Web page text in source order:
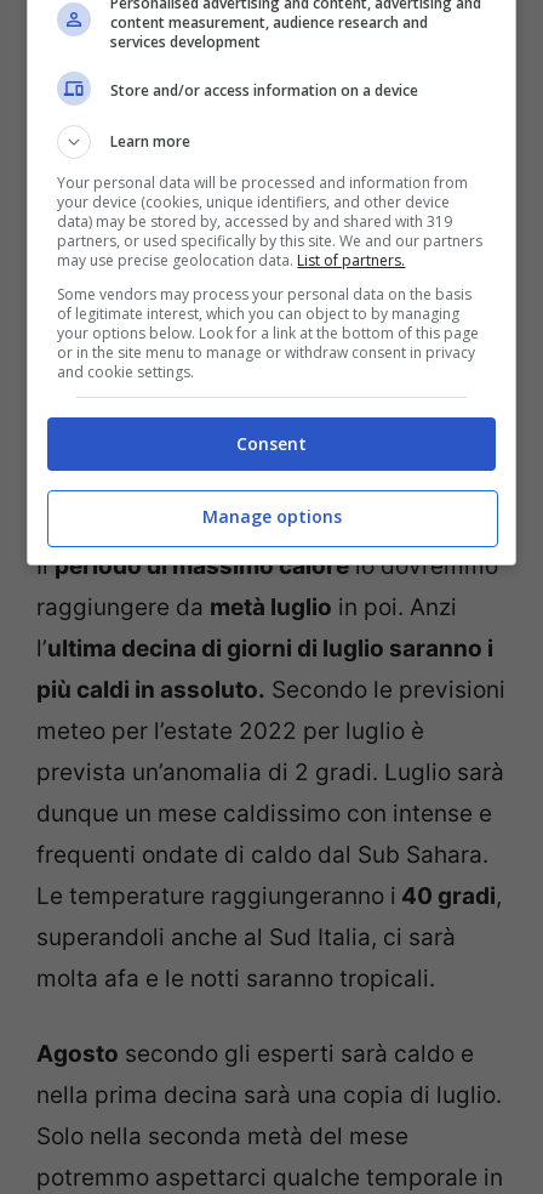
Scipione verrà a rendere bollente il
prossimo weekend. Si prevede poi una
pausa con temperature più nella norma,
ma senza piogge.
C’è da dire che il 21 giugno giorno
dell’
equinozio d’estate
la Terra si trova nel
punto più vicino al sole, tanto che i raggi
cadono verticali alle nostre latitudini.
Avremo il maggiore irraggiamento e la
massima quantità di calore, ma nonostante
ciò non sarà il giorno più caldo.
Ilperiodo di massimo calorelo dovremmo
raggiungere da metà luglio in poi. Anzi
l’ultima decina di giorni di luglio saranno i
più caldi in assoluto. Secondo le previsioni
meteo per l’estate 2022 per luglio è
prevista un’anomalia di 2 gradi. Luglio sarà
dunque un mese caldissimo con intense e
frequenti ondate di caldo dal Sub Sahara.
Le temperature raggiungeranno i 40 gradi,
superandoli anche al Sud Italia, ci sarà
molta afa e le notti saranno tropicali.
Agosto secondo gli esperti sarà caldo e
nella prima decina sarà una copia di luglio.
Solo nella seconda metà del mese
potremmo aspettarci qualche temporale in
content measurement, audience research and
services development
Store and/or access information on a device
Learn more
Your personal data will be processed and information from
your device (cookies, unique identifiers, and other device
data) may be stored by, accessed by and shared with 319
partners, or used specifically by this site. We and our partners
may use precise geolocation data. List of partners.
Some vendors may process your personal data on the basis
of legitimate interest, which you can object to by managing
your options below. Look for a link at the bottom of this page
or in the site menu to manage or withdraw consent in privacy
and cookie settings.
Consent
Manage options